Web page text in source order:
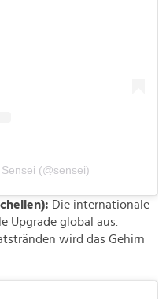
(@sensei)
Die internationale
Upgrade global aus.
wird das Gehirn